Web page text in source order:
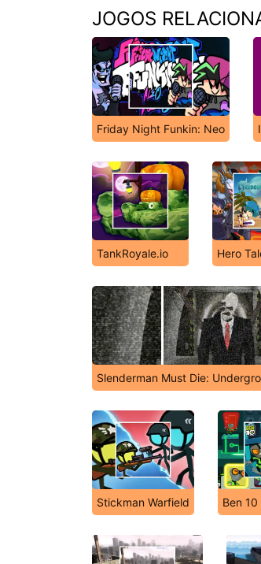
JOGOS
Friday Night Funkin: Neo
TankRoyale.io Hero
Slenderman Must Die:
Stickman Warfield Ben